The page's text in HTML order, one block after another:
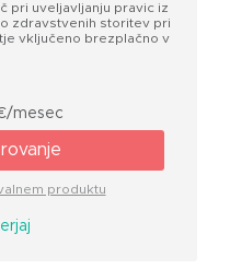
pri uveljavljanju pravic iz
zdravstvenih storitev pri
vključeno brezplačno v
mesec
produktu